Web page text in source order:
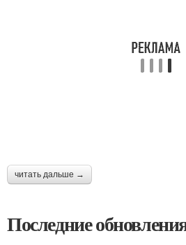
читать дальше →
Последние